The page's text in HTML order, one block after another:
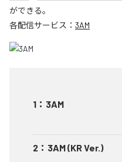
ができる。
各配信サービス： 3AM
1 ： 3AM
2 ： 3AM (KR Ver.)